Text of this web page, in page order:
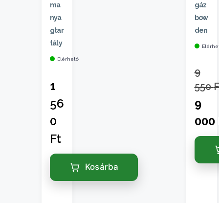
ma
nya
gtar
tály
Elérhető
1
56
0
Ft
Kosárba
gáz
bow
den
9
550
9
000